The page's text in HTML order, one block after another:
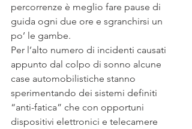
percorrenze è meglio fare pause di
guida ogni due ore e sgranchirsi un
po’ le gambe.
Per l’alto numero di incidenti causati
appunto dal colpo di sonno alcune
case automobilistiche stanno
sperimentando dei sistemi definiti
“anti-fatica” che con opportuni
dispositivi elettronici e telecamere